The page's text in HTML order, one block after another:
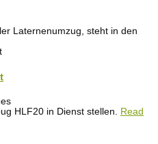
Laternenumzug, steht in den
HLF20 in Dienst stellen. Read